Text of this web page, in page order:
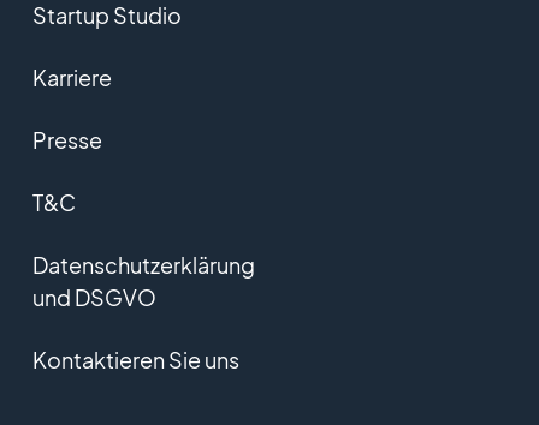
Startup Studio
Karriere
Presse
T&C
Datenschutzerklärung
und DSGVO
Kontaktieren Sie uns